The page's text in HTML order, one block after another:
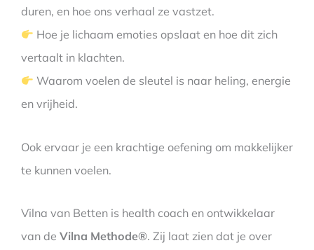
duren, en hoe ons verhaal ze vastzet.
Hoe je lichaam emoties opslaat en hoe dit zich
vertaalt in klachten.
Waarom voelen de sleutel is naar heling, energie
en vrijheid.
Ook ervaar je een krachtige oefening om makkelijker
te kunnen voelen.
Vilna van Betten is health coach en ontwikkelaar
van de Vilna Methode®. Zij laat zien dat je over